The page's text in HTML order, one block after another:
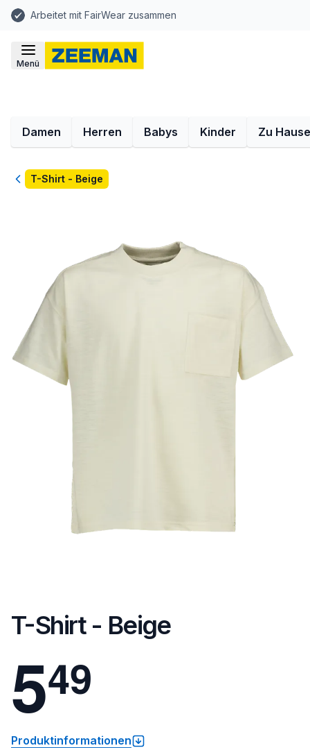
Arbeitet mit FairWear zusammen
Menü
Damen Herren Babys Kinder Zu Hause
ZurückT-Shirt - Beige
T-Shirt - Beige
549
Produktinformationen